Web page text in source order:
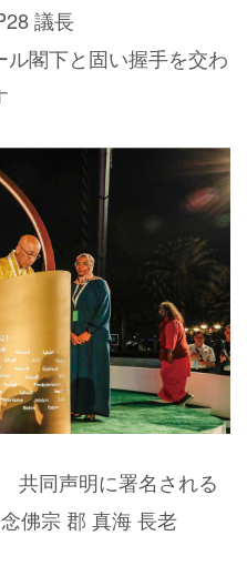
議長
閣下と固い握手を交わ
共同声明に署名される
佛宗 郡 真海 長老